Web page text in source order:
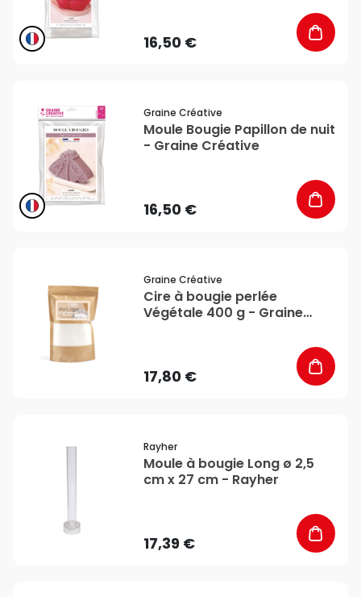
16,50 €
Graine Créative
Moule Bougie Papillon de nuit
- Graine Créative
16,50 €
Graine Créative
Cire à bougie perlée
Végétale 400 g - Graine
17,80 €
Rayher
Moule à bougie Long ø 2,5
cm x 27 cm - Rayher
17,39 €